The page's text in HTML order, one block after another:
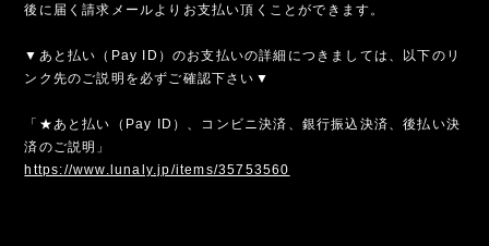
後に届く請求メールよりお支払い頂くことができます。
▼あと払い（Pay ID）のお支払いの詳細につきましては、以下のリ
ンク先のご説明を必ずご確認下さい▼
「★あと払い（Pay ID）、コンビニ決済、銀行振込決済、後払い決
済のご説明」
https://www.lunaly.jp/items/35753560